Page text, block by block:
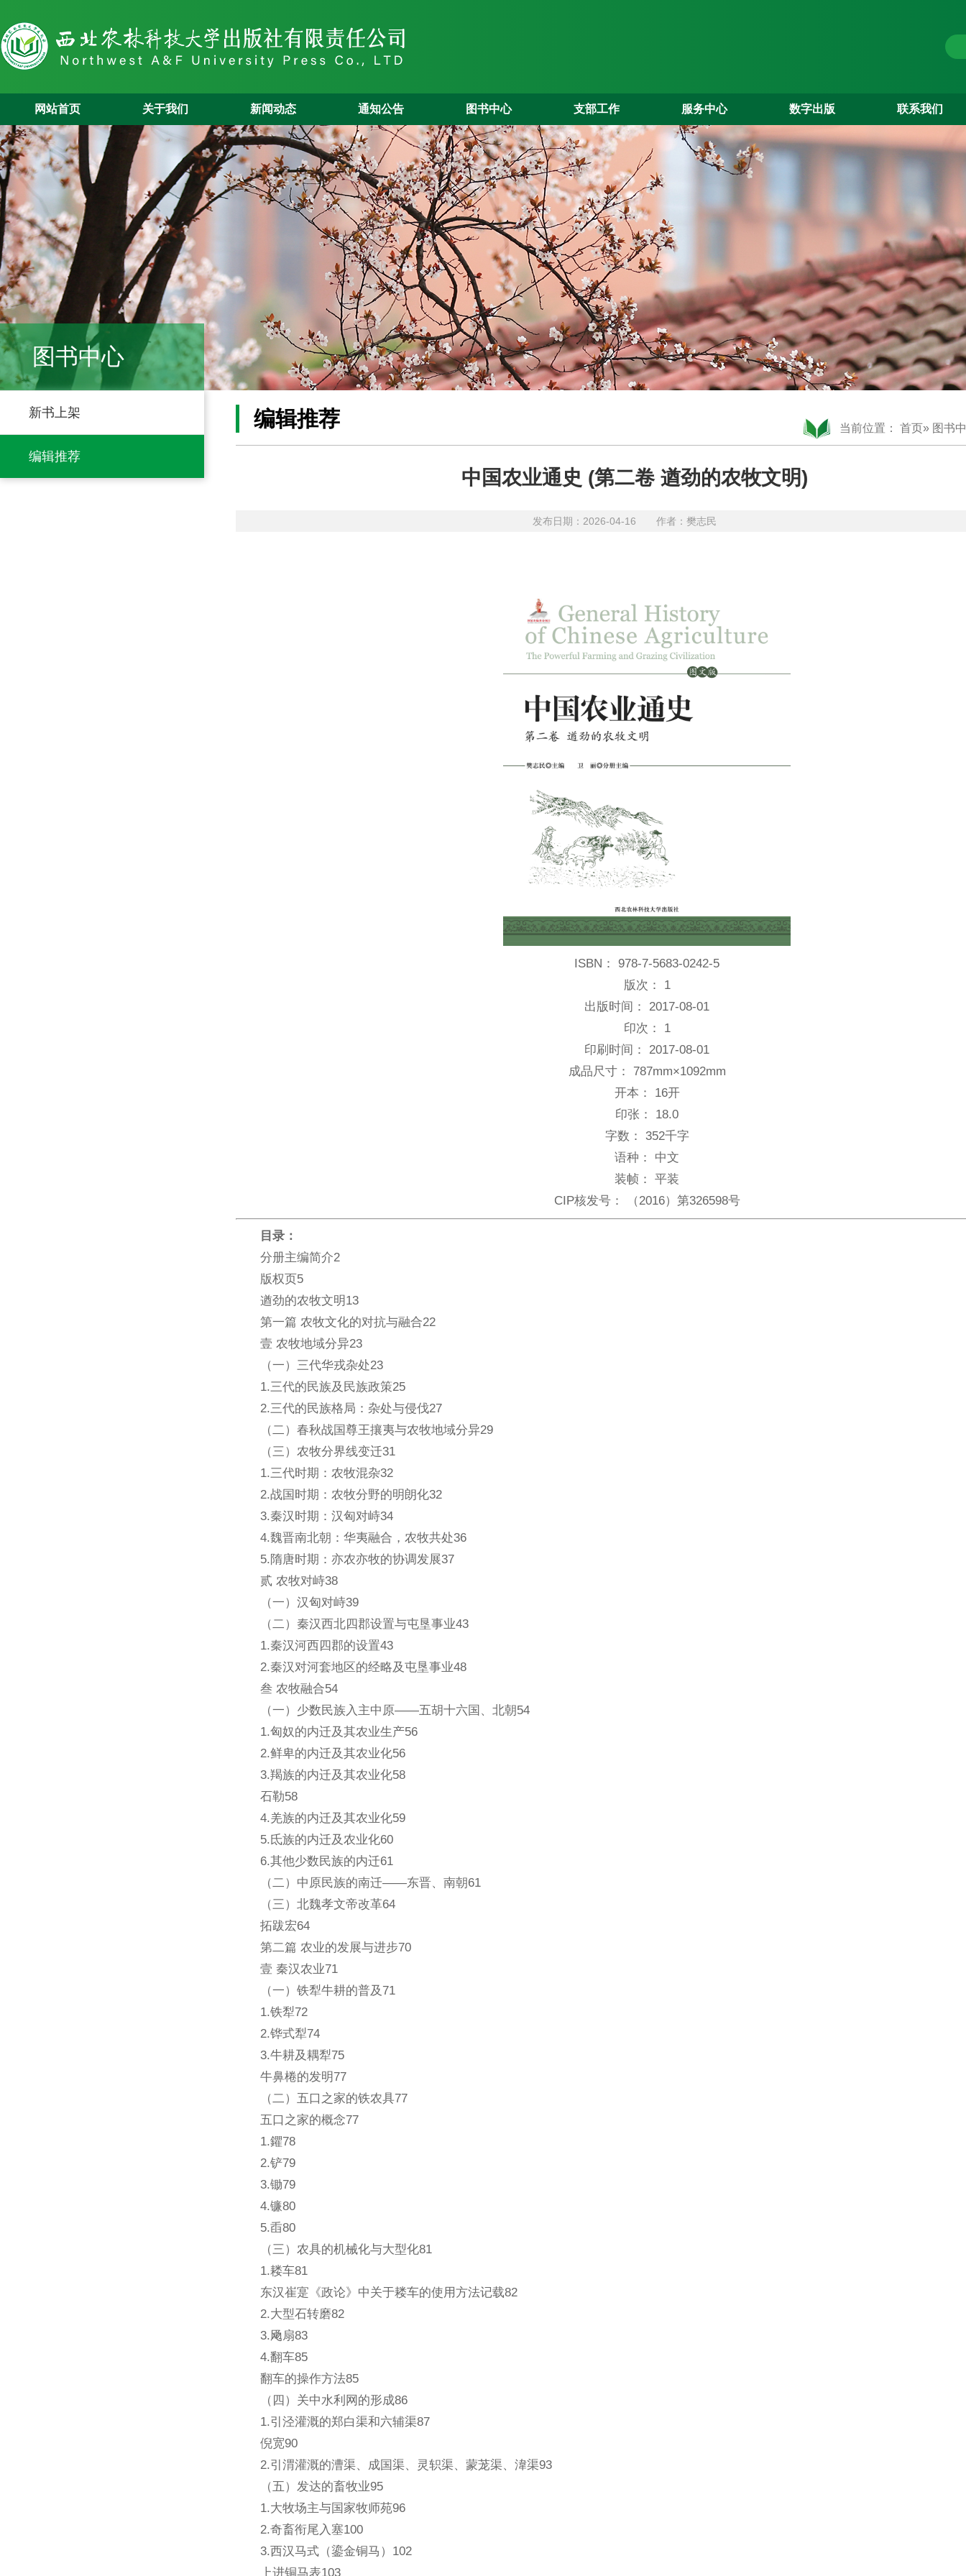
网站首页 关于我们 新闻动态 通知公告 图书中心 支部工作 服务中心 数字出版 联系我们
图书中心
新书上架
编辑推荐
当前位置： 首页» 图书
编辑推荐
中国农业通史 (第二卷 遒劲的农牧文明)
发布日期：2026-04-16 作者：樊志民
ISBN：
978-7-5683-0242-5
版次：
1
出版时间：
2017-08-01
印次：
1
印刷时间：
2017-08-01
成品尺寸：
787mm×1092mm
开本：
16开
印张：
18.0
字数：
352千字
语种：
中文
装帧：
平装
CIP核发号：
（2016）第326598号
目录：
分册主编简介2
版权页5
遒劲的农牧文明13
第一篇 农牧文化的对抗与融合22
壹 农牧地域分异23
（一）三代华戎杂处23
1.三代的民族及民族政策25
2.三代的民族格局：杂处与侵伐27
（二）春秋战国尊王攘夷与农牧地域分异29
（三）农牧分界线变迁31
1.三代时期：农牧混杂32
2.战国时期：农牧分野的明朗化32
3.秦汉时期：汉匈对峙34
4.魏晋南北朝：华夷融合，农牧共处36
5.隋唐时期：亦农亦牧的协调发展37
贰 农牧对峙38
（一）汉匈对峙39
（二）秦汉西北四郡设置与屯垦事业43
1.秦汉河西四郡的设置43
2.秦汉对河套地区的经略及屯垦事业48
叁 农牧融合54
（一）少数民族入主中原——五胡十六国、北朝54
1.匈奴的内迁及其农业生产56
2.鲜卑的内迁及其农业化56
3.羯族的内迁及其农业化58
石勒58
4.羌族的内迁及其农业化59
5.氐族的内迁及农业化60
6.其他少数民族的内迁61
（二）中原民族的南迁——东晋、南朝61
（三）北魏孝文帝改革64
拓跋宏64
第二篇 农业的发展与进步70
壹 秦汉农业71
（一）铁犁牛耕的普及71
1.铁犁72
2.铧式犁74
3.牛耕及耦犁75
牛鼻棬的发明77
（二）五口之家的铁农具77
五口之家的概念77
1.鑺78
2.铲79
3.锄79
4.镰80
5.臿80
（三）农具的机械化与大型化81
1.耧车81
东汉崔寔《政论》中关于耧车的使用方法记载82
2.大型石转磨82
3.飏扇83
4.翻车85
翻车的操作方法85
（四）关中水利网的形成86
1.引泾灌溉的郑白渠和六辅渠87
倪宽90
2.引渭灌溉的漕渠、成国渠、灵轵渠、蒙茏渠、湋渠93
（五）发达的畜牧业95
1.大牧场主与国家牧师苑96
2.奇畜衔尾入塞100
3.西汉马式（鎏金铜马）102
上进铜马表103